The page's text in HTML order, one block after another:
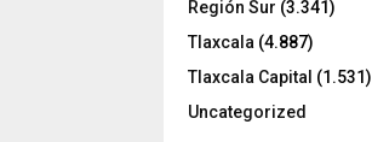
Región Sur (3.341)
Tlaxcala (4.887)
Tlaxcala Capital (1.531)
Uncategorized